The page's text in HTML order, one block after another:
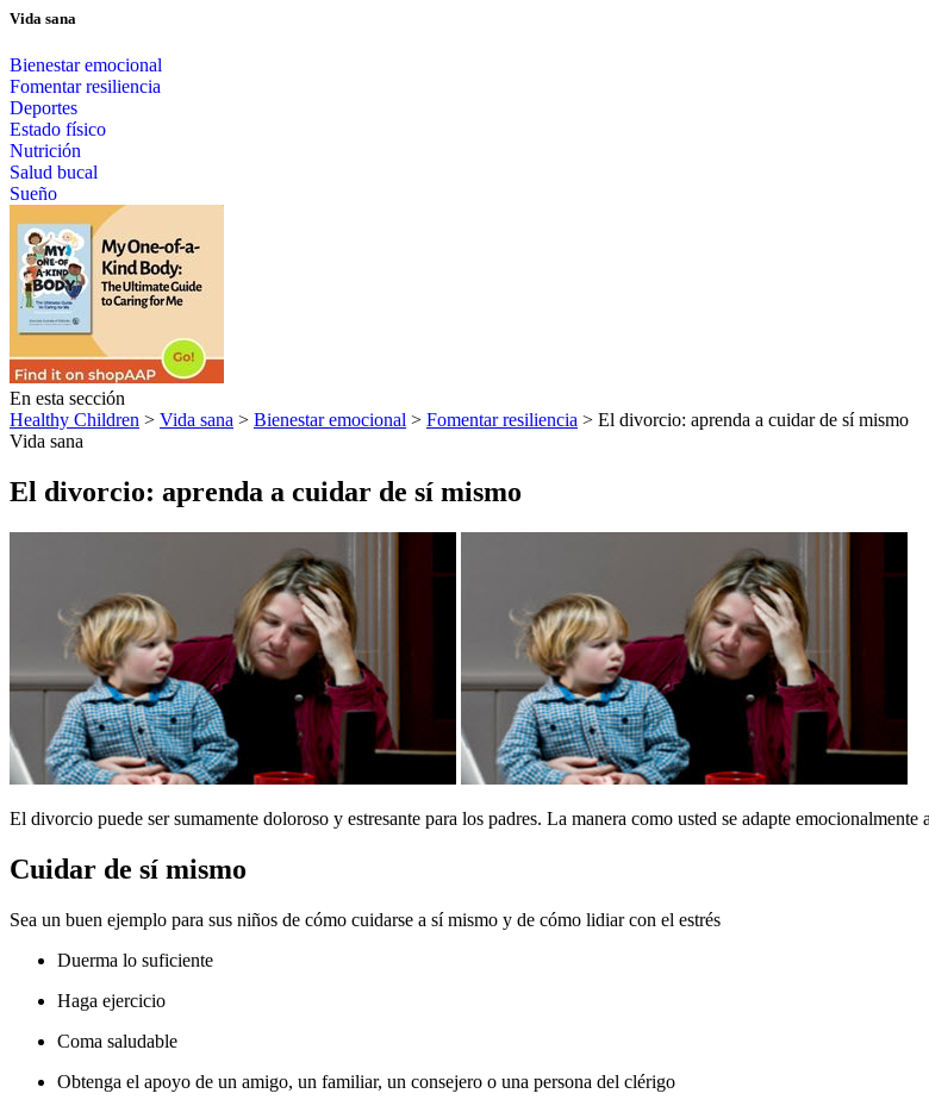
Vida sana
Bienestar emocional
Fomentar resiliencia
Deportes
Estado físico
Nutrición
Salud bucal
Sueño
En esta sección
Healthy Children > Vida sana > Bienestar emocional > Fomentar resiliencia > El divorcio: aprenda a cuidar de sí mismo
Vida sana
El divorcio: aprenda a cuidar de sí mismo
​El divorcio puede ser sumamente doloroso y estresante para los padres. La manera como usted se adapte
Cuidar de sí mismo
Sea un buen ejemplo para sus niños de cómo cuidarse a sí mismo y de cómo lidiar con el estrés
Duerma lo suficiente
Haga ejercicio
Coma saludable
Obtenga el apoyo de un amigo, un familiar, un consejero o una persona del clérigo